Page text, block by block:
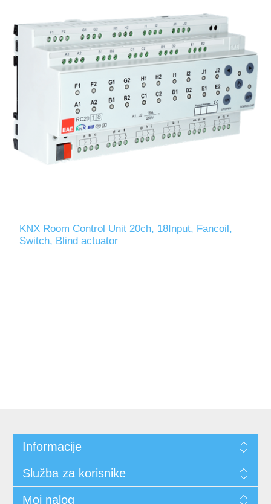
KNX Room Control Unit 20ch, 18Input, Fancoil,
Switch, Blind actuator
Informacije
Služba za korisnike
Moj nalog